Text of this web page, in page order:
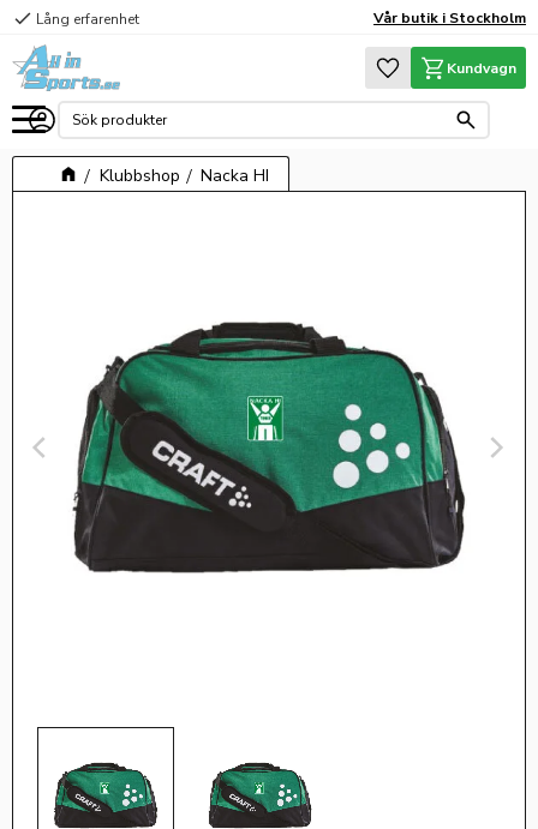
Meny
check Lång erfarenhet Vår butik i Stockholm
Favoriter
Kundvagn
Klubbshop Nacka HI